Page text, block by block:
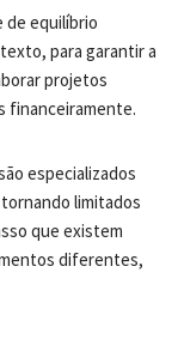
de equilíbrio
para garantir a
projetos
financeiramente.
especializados
limitados
que existem
diferentes,